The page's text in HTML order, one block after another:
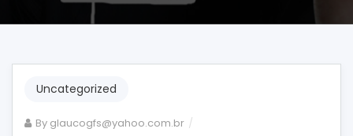
Uncategorized
By glaucogfs@yahoo.com.br